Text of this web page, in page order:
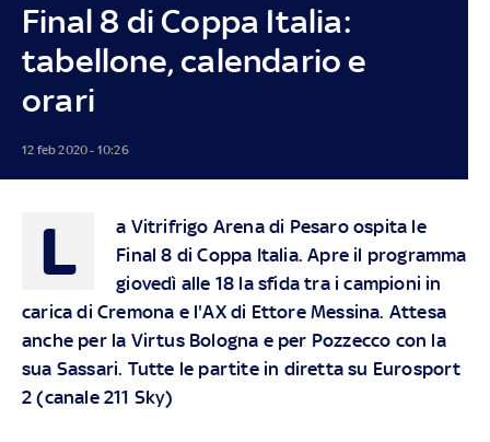
Final 8 di Coppa Italia:
tabellone, calendario e
orari
12 feb 2020 - 10:26
L
a Vitrifrigo Arena di Pesaro ospita le
Final 8 di Coppa Italia. Apre il programma
giovedì alle 18 la sfida tra i campioni in
carica di Cremona e l'AX di Ettore Messina. Attesa
anche per la Virtus Bologna e per Pozzecco con la
sua Sassari. Tutte le partite in diretta su Eurosport
2 (canale 211 Sky)